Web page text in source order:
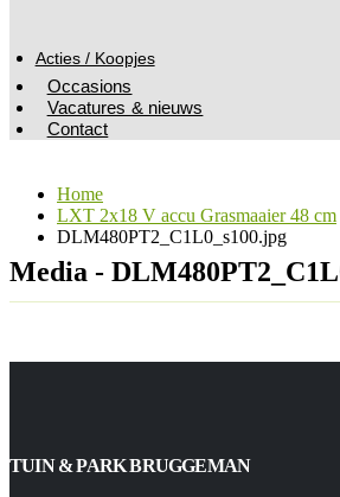
Acties / Koopjes
Occasions
Vacatures & nieuws
Contact
Home
LXT 2x18 V accu Grasmaaier 48 cm
DLM480PT2_C1L0_s100.jpg
Media -
TUIN & PARK BRUGGEMAN